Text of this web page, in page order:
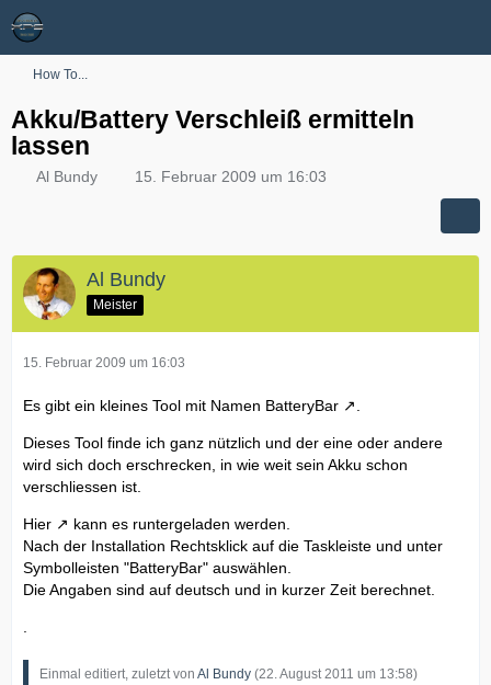
How To...
Akku/Battery Verschleiß ermitteln
lassen
Al Bundy 15. Februar 2009 um 16:03
Al Bundy
Meister
15. Februar 2009 um 16:03
Es gibt ein kleines Tool mit Namen BatteryBar
Dieses Tool finde ich ganz nützlich und der eine oder andere
wird sich doch erschrecken, in wie weit sein Akku schon
verschliessen ist.
Hier
kann es runtergeladen werden.
Nach der Installation Rechtsklick auf die Taskleiste und unter
Symbolleisten "BatteryBar" auswählen.
Die Angaben sind auf deutsch und in kurzer Zeit berechnet.
Einmal editiert, zuletzt von Al Bundy (22. August 2011 um 13:58)